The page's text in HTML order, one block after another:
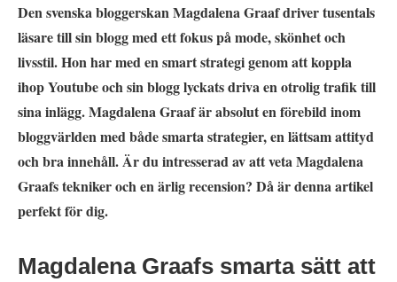
Den svenska bloggerskan Magdalena Graaf driver tusentals
läsare till sin blogg med ett fokus på mode, skönhet och
livsstil. Hon har med en smart strategi genom att koppla
ihop Youtube och sin blogg lyckats driva en otrolig trafik till
sina inlägg. Magdalena Graaf är absolut en förebild inom
bloggvärlden med både smarta strategier, en lättsam attityd
och bra innehåll. Är du intresserad av att veta Magdalena
Graafs tekniker och en ärlig recension? Då är denna artikel
perfekt för dig.
Magdalena Graafs smarta sätt att